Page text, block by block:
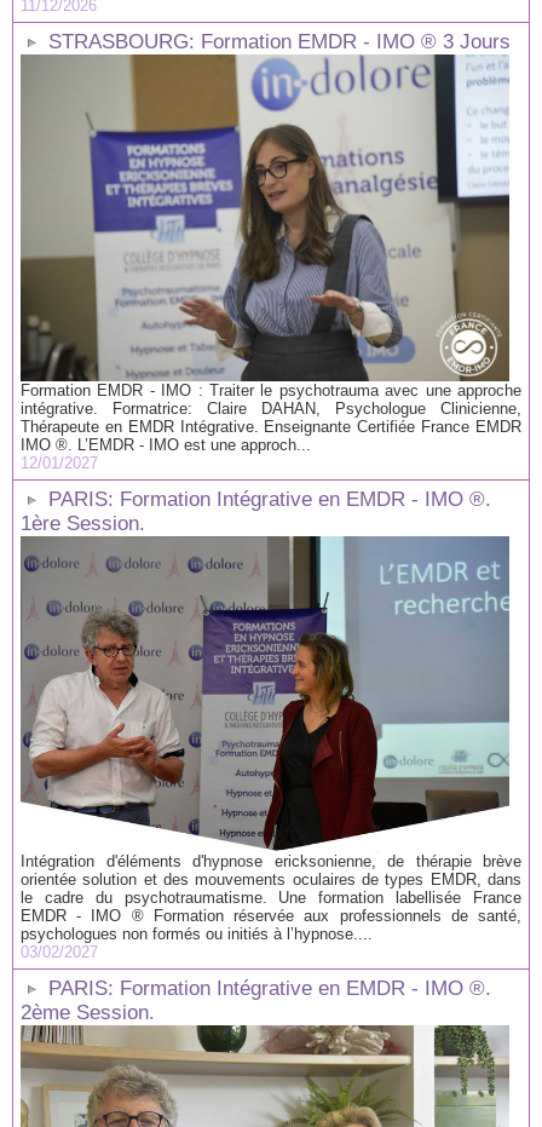
11/12/2026
STRASBOURG: Formation EMDR - IMO ® 3 Jours
Formation EMDR - IMO : Traiter le psychotrauma avec une approche
intégrative. Formatrice: Claire DAHAN, Psychologue Clinicienne,
Thérapeute en EMDR Intégrative. Enseignante Certifiée France EMDR
IMO ®. L’EMDR - IMO est une approch...
12/01/2027
PARIS: Formation Intégrative en EMDR - IMO ®.
1ère Session.
Intégration d'éléments d'hypnose ericksonienne, de thérapie brève
orientée solution et des mouvements oculaires de types EMDR, dans
le cadre du psychotraumatisme. Une formation labellisée France
EMDR - IMO ® Formation réservée aux professionnels de santé,
psychologues non formés ou initiés à l’hypnose....
03/02/2027
PARIS: Formation Intégrative en EMDR - IMO ®.
2ème Session.